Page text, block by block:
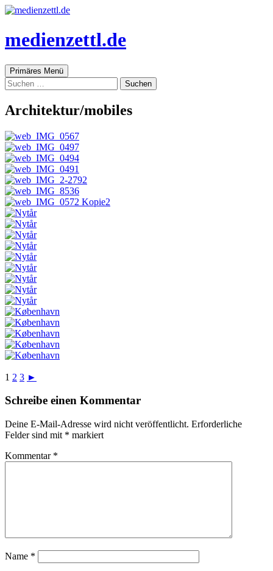
medienzettl.de
Suchen
Primäres Menü Springe
zum
Inhalt
Suchen
nach:
Architektur/mobiles
1 2 3 ►
Schreibe einen Kommentar
Deine E-Mail-Adresse wird nicht veröffentlicht. Erforderliche
Felder sind mit * markiert
Kommentar *
Name *